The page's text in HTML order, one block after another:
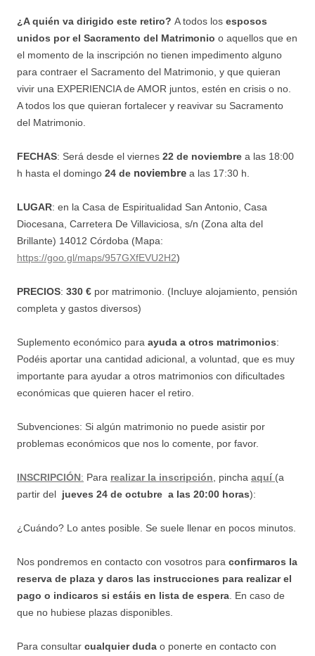
¿A quién va dirigido este retiro? A todos los esposos
unidos por el Sacramento del Matrimonio o aquellos que en
el momento de la inscripción no tienen impedimento alguno
para contraer el Sacramento del Matrimonio, y que quieran
vivir una EXPERIENCIA de AMOR juntos, estén en crisis o no.
A todos los que quieran fortalecer y reavivar su Sacramento
del Matrimonio.
FECHAS: Será desde el viernes 22 de noviembre a las 18:00
h hasta el domingo 24 de noviembre a las 17:30 h.
LUGAR: en la Casa de Espiritualidad San Antonio, Casa
Diocesana, Carretera De Villaviciosa, s/n (Zona alta del
Brillante) 14012 Córdoba (Mapa:
https://goo.gl/maps/957GXfEVU2H2)
PRECIOS: 330 € por matrimonio. (Incluye alojamiento, pensión
completa y gastos diversos)
Suplemento económico para ayuda a otros matrimonios:
Podéis aportar una cantidad adicional, a voluntad, que es muy
importante para ayudar a otros matrimonios con dificultades
económicas que quieren hacer el retiro.
Subvenciones: Si algún matrimonio no puede asistir por
problemas económicos que nos lo comente, por favor.
INSCRIPCIÓN: Para realizar la inscripción , pincha aquí (a
partir del jueves 24 de octubre a las 20:00 horas):
¿Cuándo? Lo antes posible. Se suele llenar en pocos minutos.
Nos pondremos en contacto con vosotros para confirmaros la
reserva de plaza y daros las instrucciones para realizar el
pago o indicaros si estáis en lista de espera . En caso de
que no hubiese plazas disponibles.
Para consultar cualquier duda o ponerte en contacto con